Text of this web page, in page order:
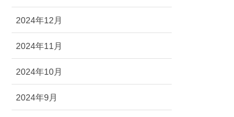
2024年12月
2024年11月
2024年10月
2024年9月